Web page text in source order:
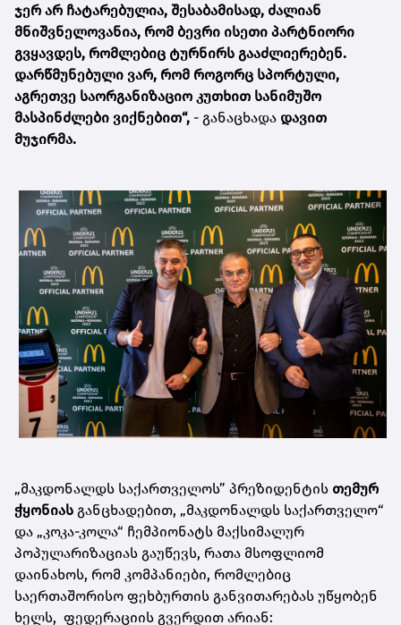
ჯერ არ ჩატარებულია, შესაბამისად, ძალიან
მნიშვნელოვანია, რომ ბევრი ისეთი პარტნიორი
გვყავდეს, რომლებიც ტურნირს გააძლიერებენ.
დარწმუნებული ვარ, რომ როგორც სპორტული,
აგრეთვე საორგანიზაციო კუთხით სანიმუშო
მასპინძლები ვიქნებით“, - განაცხადა დავით
მუჯირმა.
„მაკდონალდს საქართველოს” პრეზიდენტის თემურ
ჭყონიას განცხადებით, „მაკდონალდს საქართველო“
და „კოკა-კოლა“ ჩემპიონატს მაქსიმალურ
პოპულარიზაციას გაუწევს, რათა მსოფლიომ
დაინახოს, რომ კომპანიები, რომლებიც
საერთაშორისო ფეხბურთის განვითარებას უწყობენ
ხელს, ფედერაციის გვერდით არიან: